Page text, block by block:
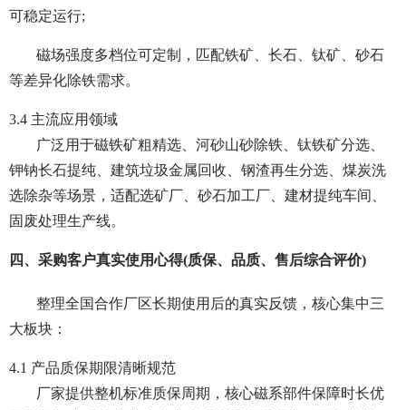
可稳定运行;
磁场强度多档位可定制，匹配铁矿、长石、钛矿、砂石
等差异化除铁需求。
3.4 主流应用领域
广泛用于磁铁矿粗精选、河砂山砂除铁、钛铁矿分选、
钾钠长石提纯、建筑垃圾金属回收、钢渣再生分选、煤炭洗
选除杂等场景，适配选矿厂、砂石加工厂、建材提纯车间、
固废处理生产线。
四、采购客户真实使用心得(质保、品质、售后综合评价)
整理全国合作厂区长期使用后的真实反馈，核心集中三
大板块：
4.1 产品质保期限清晰规范
厂家提供整机标准质保周期，核心磁系部件保障时长优